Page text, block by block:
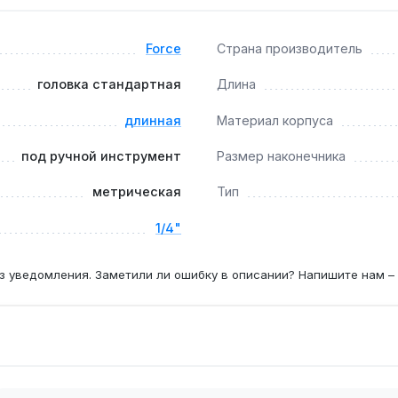
50 HRC выдерживают ударные нагрузки до 200 Н·м без
работать с крепежом в нишах и углублениях,
Force Страна производитель
головка стандартная Длина
длинная Материал корпуса
под ручной инструмент Размер наконечника
метрическая Тип
1/4"
уведомления. Заметили ли ошибку в описании? Напишите нам